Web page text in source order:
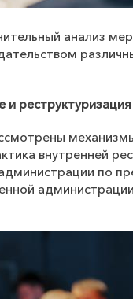
анализ
внутренней
по